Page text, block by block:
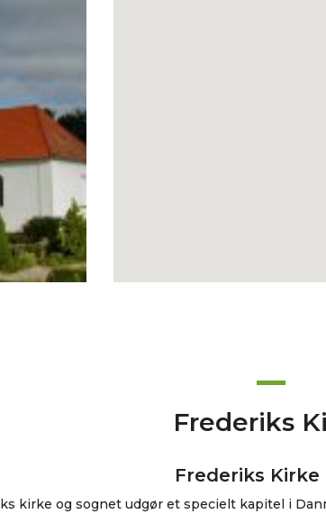
Frederiks
Frederiks Kirke
kirke og sognet udgør et specielt kapitel i